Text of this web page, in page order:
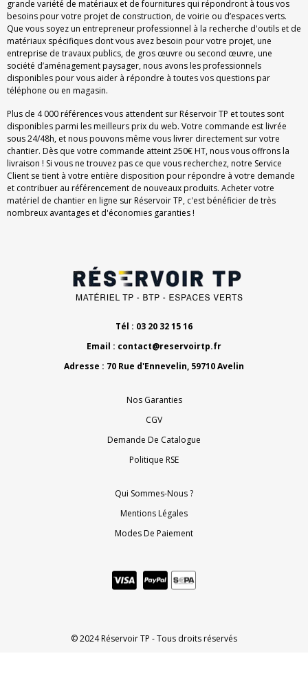
grande variété de matériaux et de fournitures qui répondront à tous vos
besoins pour votre projet de construction, de voirie ou d’espaces verts.
Que vous soyez un entrepreneur professionnel à la recherche d'outils et de
matériaux spécifiques dont vous avez besoin pour votre projet, une
entreprise de travaux publics, de gros œuvre ou second œuvre, une
société d’aménagement paysager, nous avons les professionnels
disponibles pour vous aider à répondre à toutes vos questions par
téléphone ou en magasin.
Plus de 4 000 références vous attendent sur Réservoir TP et toutes sont
disponibles parmi les meilleurs prix du web. Votre commande est livrée
sous 24/48h, et nous pouvons même vous livrer directement sur votre
chantier. Dès que votre commande atteint 250€ HT, nous vous offrons la
livraison ! Si vous ne trouvez pas ce que vous recherchez, notre Service
Client se tient à votre entière disposition pour répondre à votre demande
et contribuer au référencement de nouveaux produits. Acheter votre
matériel de chantier en ligne sur Réservoir TP, c'est bénéficier de très
nombreux avantages et d'économies garanties !
Tél : 03 20 32 15 16
Email : contact@reservoirtp.fr
Adresse : 70 Rue d'Ennevelin, 59710 Avelin
Nos Garanties
CGV
Demande De Catalogue
Politique RSE
Qui Sommes-Nous ?
Mentions Légales
Modes De Paiement
© 2024 Réservoir TP - Tous droits réservés